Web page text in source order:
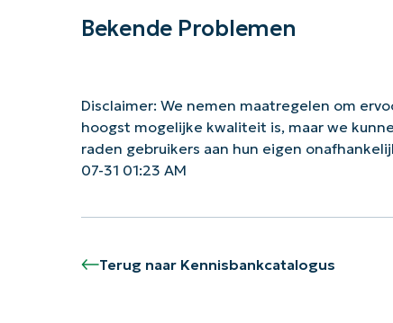
Bekende Problemen
Disclaimer: We nemen maatregelen om
hoogst mogelijke kwaliteit is, maar we
raden gebruikers aan hun eigen
07-31 01:23 AM
Terug naar Kennisbankcatalogus